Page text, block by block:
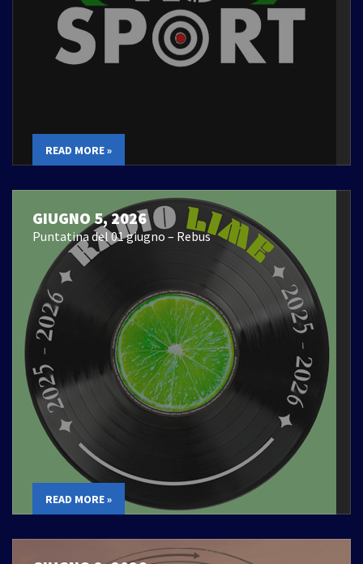
READ MORE »
GIUGNO 5, 2026
Puntatina del 01 giugno – Rebus
READ MORE »